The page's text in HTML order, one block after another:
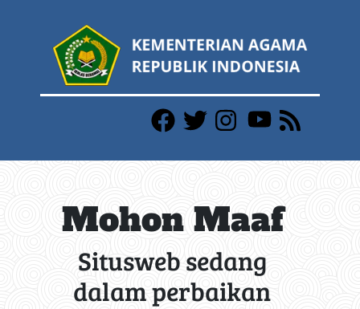
Mohon Maaf
Situsweb sedang
dalam perbaikan